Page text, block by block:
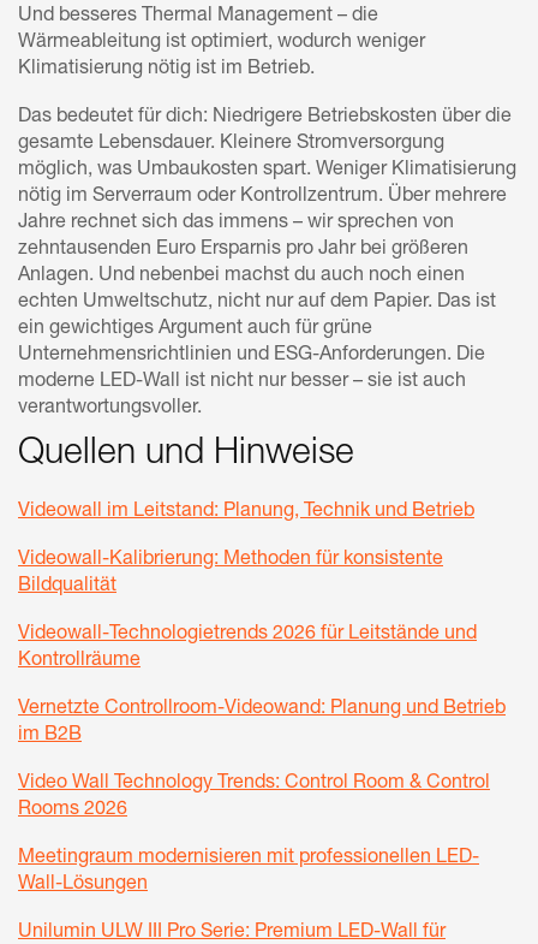
Und besseres Thermal Management – die
Wärmeableitung ist optimiert, wodurch weniger
Klimatisierung nötig ist im Betrieb.
Das bedeutet für dich: Niedrigere Betriebskosten über die
gesamte Lebensdauer. Kleinere Stromversorgung
möglich, was Umbaukosten spart. Weniger Klimatisierung
nötig im Serverraum oder Kontrollzentrum. Über mehrere
Jahre rechnet sich das immens – wir sprechen von
zehntausenden Euro Ersparnis pro Jahr bei größeren
Anlagen. Und nebenbei machst du auch noch einen
echten Umweltschutz, nicht nur auf dem Papier. Das ist
ein gewichtiges Argument auch für grüne
Unternehmensrichtlinien und ESG-Anforderungen. Die
moderne LED-Wall ist nicht nur besser – sie ist auch
verantwortungsvoller.
Quellen und Hinweise
Videowall im Leitstand: Planung, Technik und Betrieb
Videowall-Kalibrierung: Methoden für konsistente
Bildqualität
Videowall-Technologietrends 2026 für Leitstände und
Kontrollräume
Vernetzte Controllroom-Videowand: Planung und Betrieb
im B2B
Video Wall Technology Trends: Control Room & Control
Rooms 2026
Meetingraum modernisieren mit professionellen LED-
Wall-Lösungen
Unilumin ULW III Pro Serie: Premium LED-Wall für